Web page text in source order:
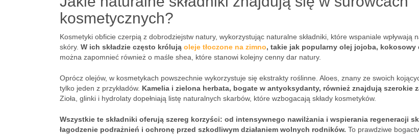
kosmetycznych?
Kosmetyki obficie czerpią z dobrodziejstw natury, wykorzystując naturalne składniki, które wspaniale wpływają
skóry. W ich składzie często królują oleje tłoczone na zimno, takie jak popularny olej jojoba, kokosowy
można zapomnieć również o maśle shea, które stanowi kolejny cenny dar natury.
Oprócz olejów, w kosmetykach powszechnie wykorzystuje się ekstrakty roślinne. Aloes, znany ze swoich
tylko jeden z przykładów. Kamelia i zielona herbata, bogate w antyoksydanty, również znajdują szerokie
Zioła, glinki i hydrolaty dopełniają listę naturalnych skarbów, które wzbogacają składy kosmetyków.
Wszystkie te składniki oferują szereg korzyści: od intensywnego nawilżania i wspierania regeneracji
łagodzenie podrażnień i ochronę przed szkodliwym działaniem wolnych rodników. To prawdziwe